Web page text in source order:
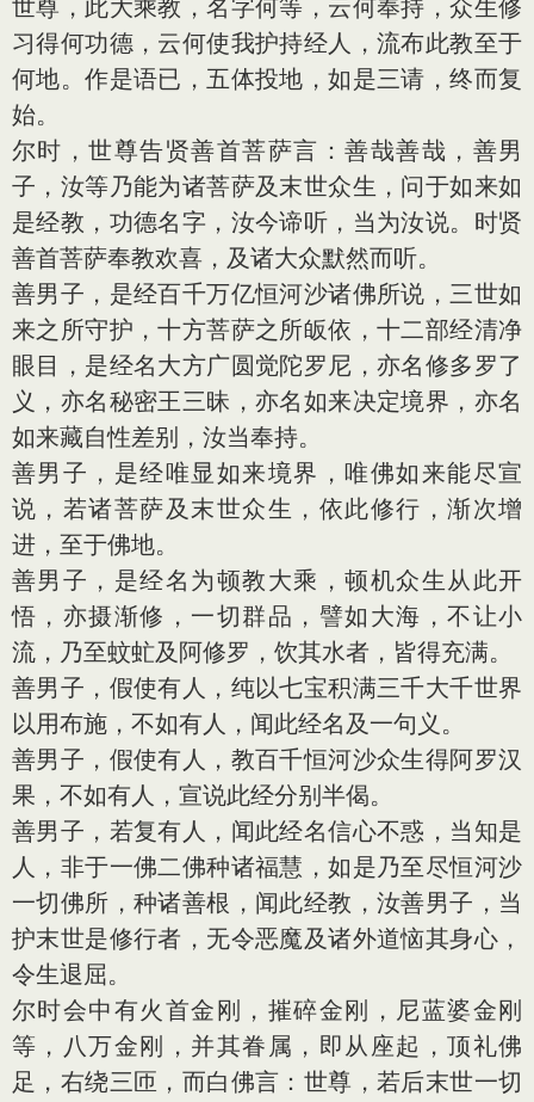
世尊，此大乘教，名字何等，云何奉持，众生修
习得何功德，云何使我护持经人，流布此教至于
何地。作是语已，五体投地，如是三请，终而复
始。
尔时，世尊告贤善首菩萨言：善哉善哉，善男
子，汝等乃能为诸菩萨及末世众生，问于如来如
是经教，功德名字，汝今谛听，当为汝说。时贤
善首菩萨奉教欢喜，及诸大众默然而听。
善男子，是经百千万亿恒河沙诸佛所说，三世如
来之所守护，十方菩萨之所皈依，十二部经清净
眼目，是经名大方广圆觉陀罗尼，亦名修多罗了
义，亦名秘密王三昧，亦名如来决定境界，亦名
如来藏自性差别，汝当奉持。
善男子，是经唯显如来境界，唯佛如来能尽宣
说，若诸菩萨及末世众生，依此修行，渐次增
进，至于佛地。
善男子，是经名为顿教大乘，顿机众生从此开
悟，亦摄渐修，一切群品，譬如大海，不让小
流，乃至蚊虻及阿修罗，饮其水者，皆得充满。
善男子，假使有人，纯以七宝积满三千大千世界
以用布施，不如有人，闻此经名及一句义。
善男子，假使有人，教百千恒河沙众生得阿罗汉
果，不如有人，宣说此经分别半偈。
善男子，若复有人，闻此经名信心不惑，当知是
人，非于一佛二佛种诸福慧，如是乃至尽恒河沙
一切佛所，种诸善根，闻此经教，汝善男子，当
护末世是修行者，无令恶魔及诸外道恼其身心，
令生退屈。
尔时会中有火首金刚，摧碎金刚，尼蓝婆金刚
等，八万金刚，并其眷属，即从座起，顶礼佛
足，右绕三匝，而白佛言：世尊，若后末世一切